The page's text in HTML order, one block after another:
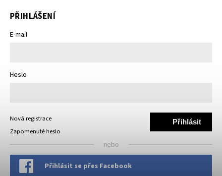
PŘIHLÁŠENÍ
E-mail
Heslo
Přihlásit
Nová registrace
Zapomenuté heslo
nebo
Přihlásit se přes Facebook